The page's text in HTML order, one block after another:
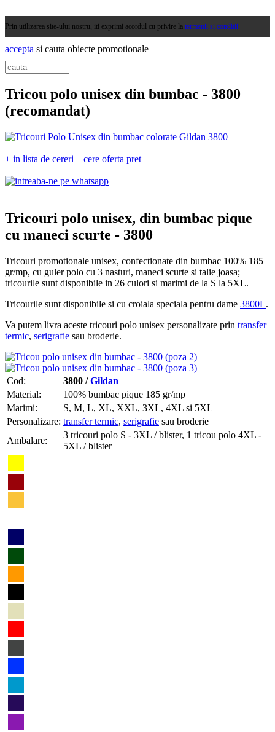
Prin utilizarea site-ului nostru, iti exprimi acordul cu privire la termenii si conditii
accepta si cauta obiecte promotionale
Tricou polo unisex din bumbac - 3800
(recomandat)
+ in lista de cereri cere oferta pret
Tricouri polo unisex, din bumbac pique
cu maneci scurte - 3800
Tricouri promotionale unisex, confectionate din bumbac 100% 185
gr/mp, cu guler polo cu 3 nasturi, maneci scurte si talie joasa;
tricourile sunt disponibile in 26 culori si marimi de la S la 5XL.
Tricourile sunt disponibile si cu croiala speciala pentru dame 3800L.
Va putem livra aceste tricouri polo unisex personalizate prin transfer
termic, serigrafie sau broderie.
Cod: 3800 /Gildan
Material:
100% bumbac pique 185 gr/mp
Marimi:
S, M, L, XL, XXL, 3XL, 4XL si 5XL
Personalizare: transfer termic, serigrafie sau broderie
Ambalare:
3 tricouri polo S - 3XL / blister, 1 tricou polo 4XL -
5XL / blister